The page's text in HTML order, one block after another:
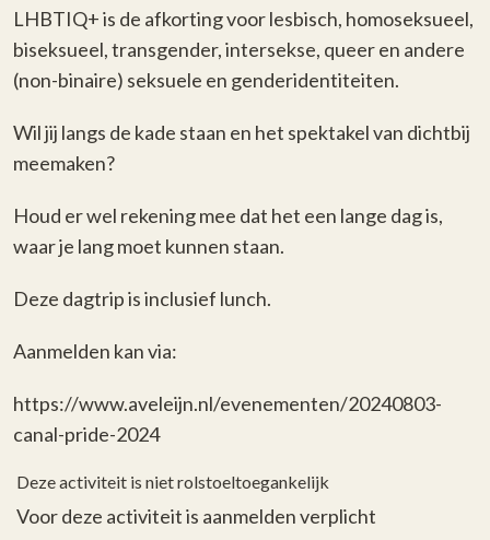
LHBTIQ+ is de afkorting voor lesbisch, homoseksueel,
biseksueel, transgender, intersekse, queer en andere
(non-binaire) seksuele en genderidentiteiten.
Wil jij langs de kade staan en het spektakel van dichtbij
meemaken?
Houd er wel rekening mee dat het een lange dag is,
waar je lang moet kunnen staan.
Deze dagtrip is inclusief lunch.
Aanmelden kan via:
https://www.aveleijn.nl/evenementen/20240803-
canal-pride-2024
Deze activiteit is niet rolstoeltoegankelijk
Voor deze activiteit is aanmelden verplicht